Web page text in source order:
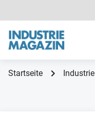
Startseite Industrie